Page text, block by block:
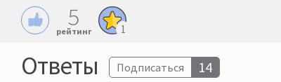
5
рейтинг 1
Ответы Подписаться 14